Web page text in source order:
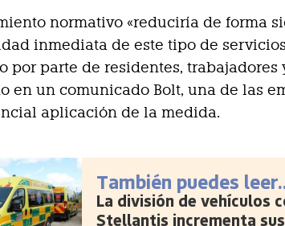
normativo «reduciría de forma
inmediata de este tipo de
por parte de residentes, trabajadores
en un comunicado Bolt, una de las
aplicación de la medida.
También puedes
La división de vehículos
Stellantis incrementa